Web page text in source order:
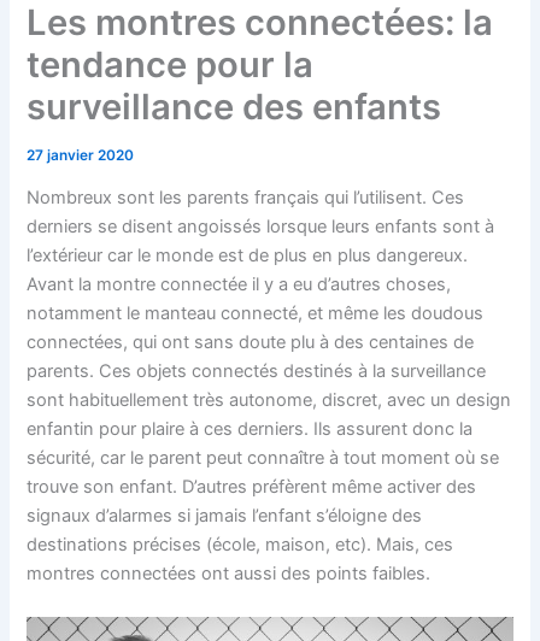
Les montres connectées: la
tendance pour la
surveillance des enfants
27 janvier 2020
Nombreux sont les parents français qui l’utilisent. Ces
derniers se disent angoissés lorsque leurs enfants sont à
l’extérieur car le monde est de plus en plus dangereux.
Avant la montre connectée il y a eu d’autres choses,
notamment le manteau connecté, et même les doudous
connectées, qui ont sans doute plu à des centaines de
parents. Ces objets connectés destinés à la surveillance
sont habituellement très autonome, discret, avec un design
enfantin pour plaire à ces derniers. Ils assurent donc la
sécurité, car le parent peut connaître à tout moment où se
trouve son enfant. D’autres préfèrent même activer des
signaux d’alarmes si jamais l’enfant s’éloigne des
destinations précises (école, maison, etc). Mais, ces
montres connectées ont aussi des points faibles.